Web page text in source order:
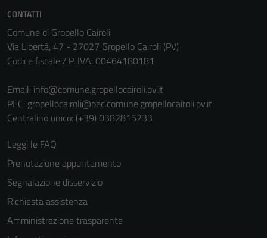
CONTATTI
Comune di Gropello Cairoli
Via Libertà, 47 - 27027 Gropello Cairoli (PV)
Codice fiscale / P. IVA: 00464180181
Email: info@comune.gropellocairoli.pv.it
PEC: gropellocairoli@pec.comune.gropellocairoli.pv.it
Centralino unico: (+39) 0382815233
Leggi le FAQ
Prenotazione appuntamento
Segnalazione disservizio
Richiesta assistenza
Amministrazione trasparente